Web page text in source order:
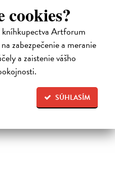
cookies?
kníhkupectva Artforum
zabezpečenie a meranie
a zaistenie vášho
SÚHLASÍM
z roku 1915, v ktorej sa
rána prebudí v posteli ako
bez zľutovania či prílišného